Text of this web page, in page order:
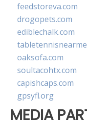
feedstoreva.com
drogopets.com
ediblechalk.com
oaksofa.com
soultacohtx.com
capishcaps.com
gpsyfl.org
MEDIA